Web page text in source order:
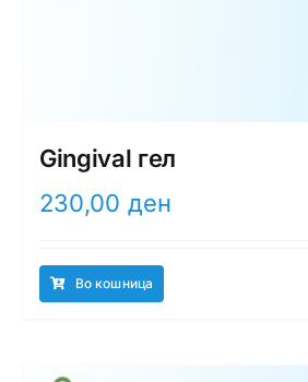
Gingival гел
230,00 ден
Во кошница